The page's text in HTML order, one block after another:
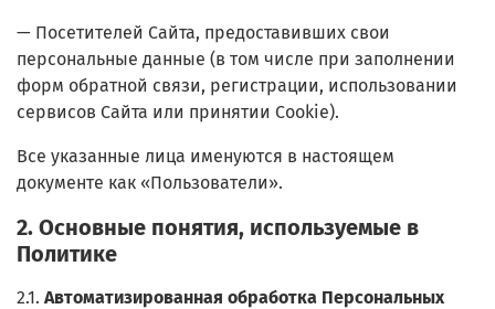
— Посетителей Сайта, предоставивших свои
персональные данные (в том числе при заполнении
форм обратной связи, регистрации, использовании
сервисов Сайта или принятии Сookie).
Все указанные лица именуются в настоящем
документе как «Пользователи».
2. Основные понятия, используемые в
Политике
2.1. Автоматизированная обработка Персональных